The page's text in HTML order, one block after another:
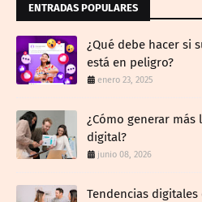
ENTRADAS POPULARES
¿Qué debe hacer si
está en peligro?
enero 23, 2025
¿Cómo generar
digital?
junio 08, 2026
Tendencias